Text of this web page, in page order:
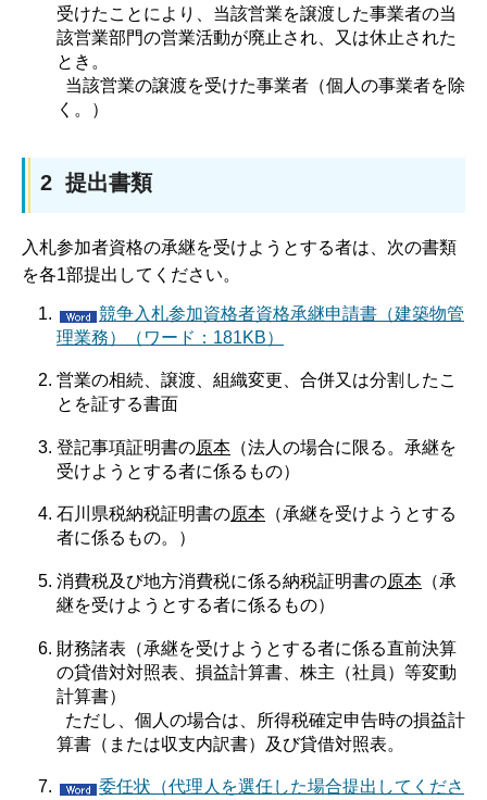
受けたことにより、当該営業を譲渡した事業者の当
該営業部門の営業活動が廃止され、又は休止された
とき。
当該営業の譲渡を受けた事業者（個人の事業者を除
く。）
2 提出書類
入札参加者資格の承継を受けようとする者は、次の書類
を各1部提出してください。
競争入札参加資格者資格承継申請書（建築物管
理業務）（ワード：181KB）
営業の相続、譲渡、組織変更、合併又は分割したこ
とを証する書面
登記事項証明書の原本 （法人の場合に限る。承継を
受けようとする者に係るもの）
石川県税納税証明書の原本 （承継を受けようとする
者に係るもの。）
消費税及び地方消費税に係る納税証明書の原本 （承
継を受けようとする者に係るもの）
財務諸表（承継を受けようとする者に係る直前決算
の貸借対対照表、損益計算書、株主（社員）等変動
計算書）
ただし、個人の場合は、所得税確定申告時の損益計
算書（または収支内訳書）及び貸借対照表。
委任状（代理人を選任した場合提出してくださ